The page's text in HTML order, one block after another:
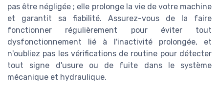
pas être négligée ; elle prolonge la vie de votre machine
et garantit sa fiabilité. Assurez-vous de la faire
fonctionner régulièrement pour éviter tout
dysfonctionnement lié à l'inactivité prolongée, et
n'oubliez pas les vérifications de routine pour détecter
tout signe d'usure ou de fuite dans le système
mécanique et hydraulique.